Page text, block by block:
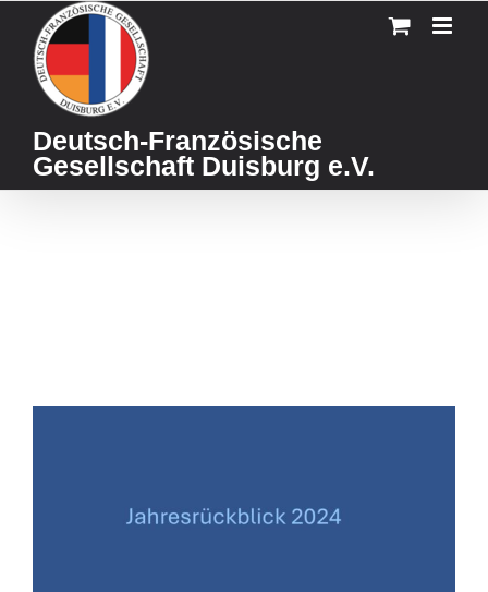
content
Deutsch-Französische
Gesellschaft Duisburg e.V.